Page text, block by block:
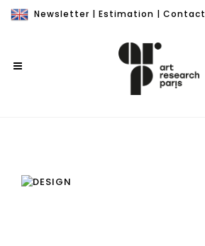
Newsletter | Estimation | Contact